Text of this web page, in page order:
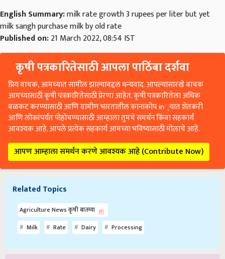
English Summary:milk rate growth 3 rupees per liter but yet
milk sangh purchase milk by old rate
Published on:21 March 2022, 08:54 IST
कृषी पत्रकारितेसाठी आपला पाठिंबा दर्शवा
प्रिय वाचक, आमच्यात सामील झाल्याबद्दल धन्यवाद. आपल्यासारखे वाचक
आमच्यासाठी कृषी पत्रकारितेसाठी प्रेरणा आहेत. कृषी पत्रकारितेला अधिक
बळकट करण्यासाठी आणि ग्रामीण भारतातील कानाकोप in्यात शेतकरी
आणि लोकांपर्यंत पोहोचण्यासाठी आम्हाला तुमचे समर्थन किंवा सहकार्य
आवश्यक आहे. आपले प्रत्येक सहकार्य आमच्या भविष्यासाठी मोलाचे आहे.
आपण आम्हाला समर्थन करणे आवश्यक आहे (Contribute Now)
Related Topics
Agriculture News कृषी बातम्या
Milk
Rate Dairy Processing